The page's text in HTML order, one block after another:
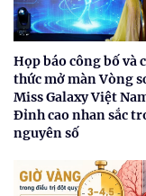
Họp báo công bố và
thức mở màn Vòng
Miss Galaxy Việt
Đỉnh cao nhan sắc
nguyên số